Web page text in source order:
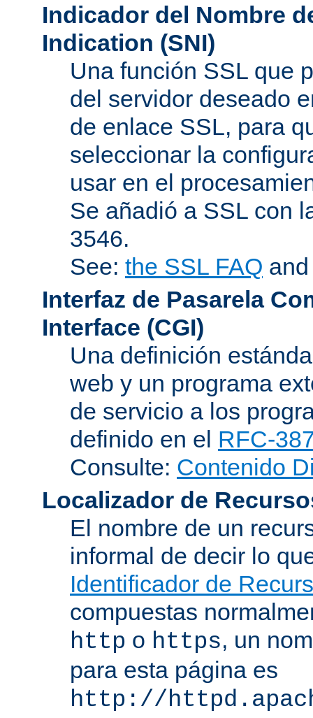
Indicador del Nombre
Indication (SNI)
Una función SSL que
del servidor deseado
de enlace SSL, para
seleccionar la
usar en el
Se añadió a SSL con
3546.
See: the SSL FAQ
Interfaz de Pasarela
Interface (CGI)
Una definición
web y un programa
de servicio a los
definido en el RFC-
Consulte: Contenido
Localizador de
El nombre de un
informal de decir lo
Identificador de
compuestas
http o https, un
para esta página es
http://